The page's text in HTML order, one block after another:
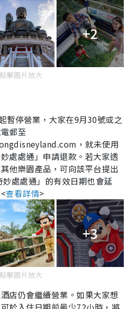
+2
點擊圖片放大
暫停營業，大家在9月30號或之
郵至
，就未使用
處處通」申請退款。若大家透
他樂園產品，可向該平台提出
妙處處通」的有效日期也會延
<查看詳情>
+3
點擊圖片放大
店仍會繼續營業。如果大家想